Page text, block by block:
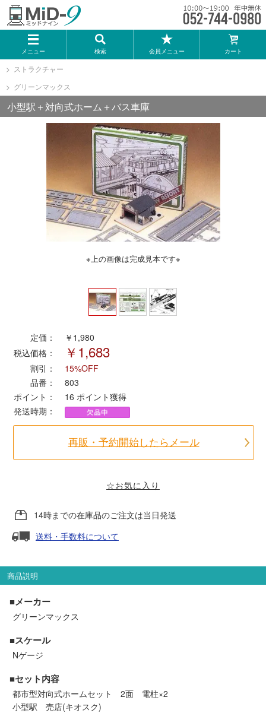
メニュー 検索 会員メニュー カート
メーカー一覧
TOMIX
KATO
トミーテック
マイクロエース
Bトレインショーティー
タカラトミー（プラレール）
さんけい
トラムウェイ
天賞堂
TTC
セール商品
走行エリア別 鉄道模型車両リスト
中部
中国・四国 九州・沖縄
ストラクチャー
グリーンマックス
小型駅＋対向式ホーム＋バス車庫
※上の画像は完成見本です※
定価：
￥1,980
税込価格：
￥1,683
割引：
15%OFF
品番：
803
ポイント：
16 ポイント獲得
発送時期：
再販・予約開始したらメール
☆お気に入り
14時までの在庫品のご注文は当日発送
送料・手数料について
商品説明
■メーカー
グリーンマックス
■スケール
Nゲージ
■セット内容
都市型対向式ホームセット 2面 電柱×2
小型駅 売店(キオスク)